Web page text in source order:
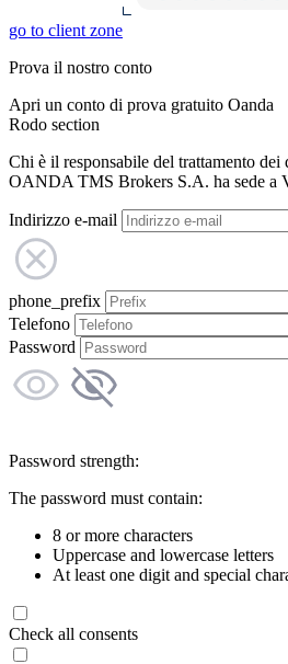
go to client zone
Prova il nostro conto
Apri un conto di prova gratuito Oanda
Rodo section
Chi è il responsabile del trattamento dei
OANDA TMS Brokers S.A. ha sede a
Indirizzo e-mail
phone_prefix
Telefono
Password
Password strength:
The password must contain:
8 or more characters
Uppercase and lowercase letters
At least one digit and special
Check all consents